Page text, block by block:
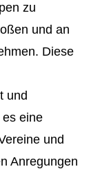
zu
und an
Diese
und
eine
und
Anregungen